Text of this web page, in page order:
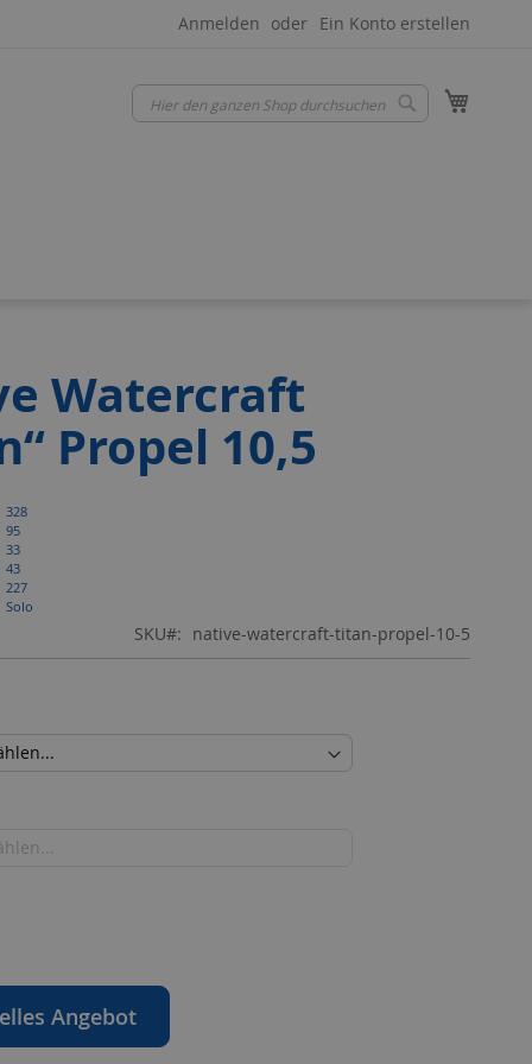
Anmelden Ein Konto erstellen
Suche
Watercraft
Propel 10,5
328
95
33
43
227
Solo
SKU native-watercraft-titan-propel-10-5
Angebot